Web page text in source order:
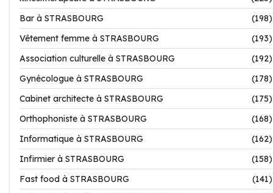
Bar à STRASBOURG
(198)
Vêtement femme à STRASBOURG
(193)
Association culturelle à STRASBOURG
(192)
Gynécologue à STRASBOURG
(178)
Cabinet architecte à STRASBOURG
(175)
Orthophoniste à STRASBOURG
(168)
Informatique à STRASBOURG
(162)
Infirmier à STRASBOURG
(158)
Fast food à STRASBOURG
(141)